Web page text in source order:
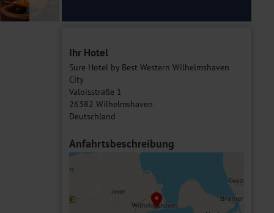
Ihr Hotel
Sure Hotel by Best Western Wilhelmshaven
City
Valoisstraße 1
26382 Wilhelmshaven
Deutschland
Anfahrtsbeschreibung